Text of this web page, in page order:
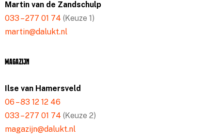
Martin van de Zandschulp
033 – 277 01 74 (Keuze 1)
martin@dalukt.nl
Magazijn
Ilse van Hamersveld
06 – 83 12 12 46
033 – 277 01 74 (Keuze 2)
magazijn@dalukt.nl